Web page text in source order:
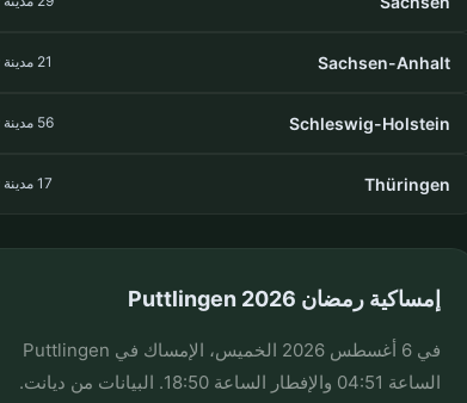
Sachsen-Anhalt 21 مدينة
Schleswig-Holstein 56 مدينة
Thüringen 17 مدينة
إمساكية رمضان Puttlingen 2026
في 6 أغسطس 2026 الخميس، الإمساك في Puttlingen
الساعة 04:51 والإفطار الساعة 18:50. البيانات من ديانت.